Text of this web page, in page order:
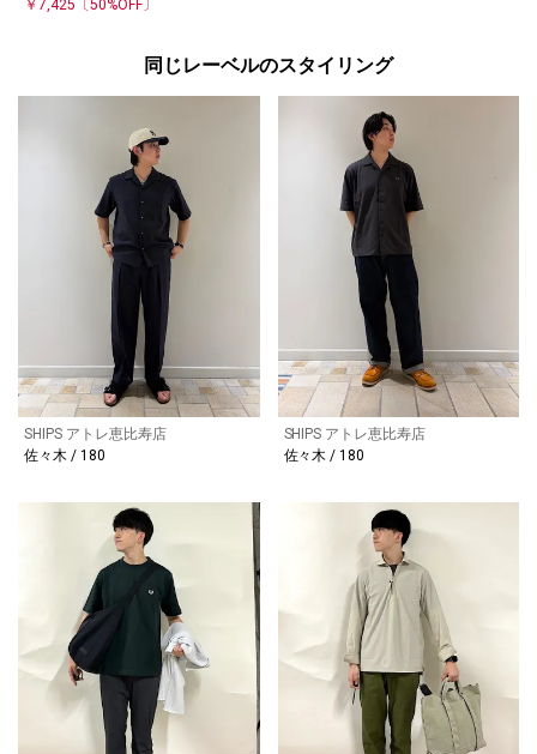
￥7,425 〔50%OFF〕
同じレーベルのスタイリング
SHIPS アトレ恵比寿店
佐々木 / 180
SHIPS アトレ恵比寿店
佐々木 / 180